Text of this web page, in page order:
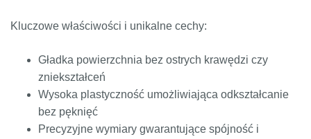
Kluczowe właściwości i unikalne cechy:
Gładka powierzchnia bez ostrych krawędzi czy
zniekształceń
Wysoka plastyczność umożliwiająca odkształcanie
bez pęknięć
Precyzyjne wymiary gwarantujące spójność i